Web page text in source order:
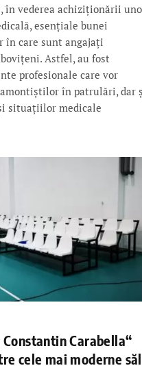
în vederea achiziționării
esențiale bunei
în care sunt angajați
Astfel, au fost
profesionale care vor
în patrulări, dar
situațiilor medicale
Carabella“
cele mai moderne